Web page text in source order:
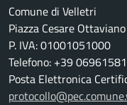
Comune di Velletri
Piazza Cesare
P. IVA: 01001051000
Telefono: +39 06961581
Posta Elettronica